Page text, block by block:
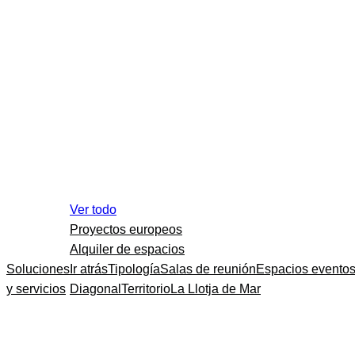
Soluciones
y servicios
Ver todo
Proyectos europeos
Alquiler de espacios
Ir atrásTipologíaSalas de reuniónEspacios eventos
Diagonal TerritorioLa Llotja de Mar